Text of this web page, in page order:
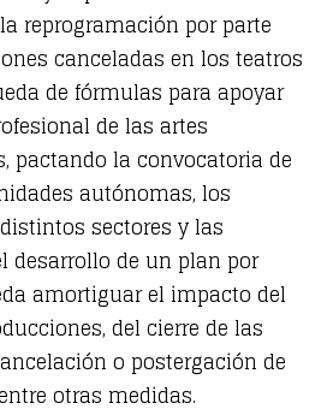
reprogramación por parte
canceladas en los teatros
de fórmulas para apoyar
de las artes
pactando la convocatoria de
autónomas, los
sectores y las
desarrollo de un plan por
amortiguar el impacto del
del cierre de las
o postergación de
otras medidas.